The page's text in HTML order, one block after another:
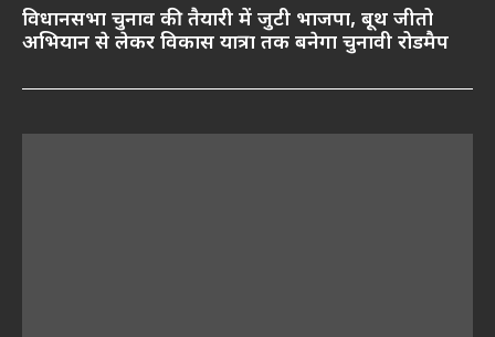
विधानसभा चुनाव की तैयारी में जुटी भाजपा, बूथ जीतो
अभियान से लेकर विकास यात्रा तक बनेगा चुनावी रोडमैप